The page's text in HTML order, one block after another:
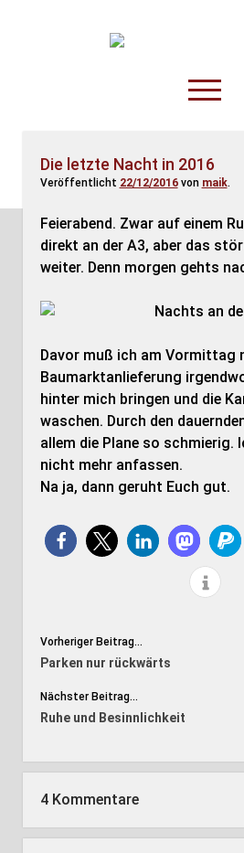
TruckOnline.de
open
menu
Anderswo
Spesenliste
Fahrer
Disposition
Die letzte Nacht in 2016
Veröffentlicht 22/12/2016von maik.
Feierabend. Zwar auf einem
direkt an der A3, aber das
weiter. Denn morgen gehts
Davor muß ich am Vormittag
Baumarktanlieferung
hinter mich bringen und die
waschen. Durch den
allem die Plane so schmierig.
nicht mehr anfassen.
Na ja, dann geruht Euch gut.
Vorheriger Beitrag...
Parken nur rückwärts
Nächster Beitrag...
Ruhe und Besinnlichkeit
4 Kommentare